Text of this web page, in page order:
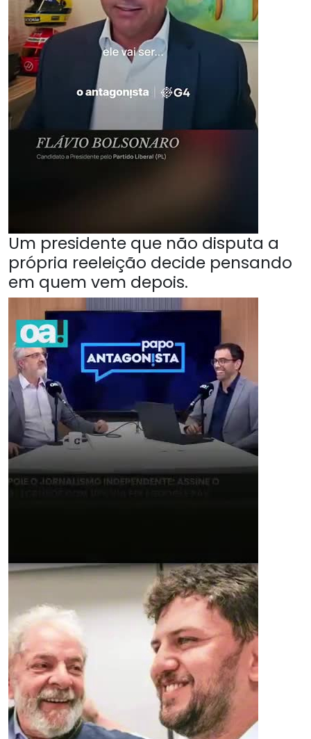
Um presidente que não disputa a
própria reeleição decide pensando
em quem vem depois.